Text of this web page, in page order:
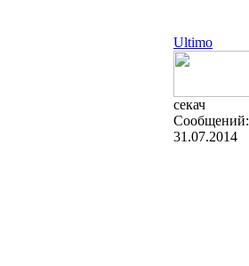
Ultimo
секач
Сообщений:
31.07.2014